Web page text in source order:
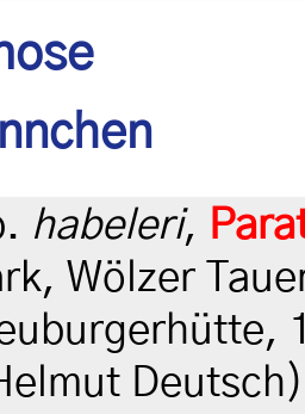
habeleri,
Wölzer